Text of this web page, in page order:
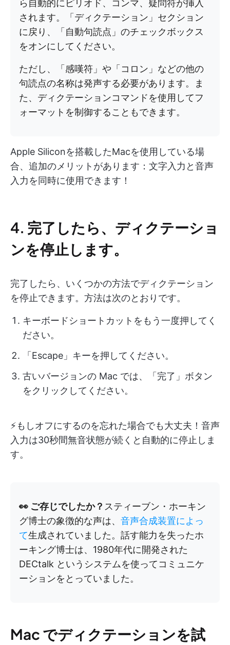
ら自動的にピリオド、コンマ、疑問符が挿入
されます。「ディクテーション」セクション
に戻り、「自動句読点」のチェックボックス
をオンにしてください。
ただし、「感嘆符」や「コロン」などの他の
句読点の名称は発声する必要があります。ま
た、ディクテーションコマンドを使用してフ
ォーマットを制御することもできます。
Apple Siliconを搭載したMacを使用している場
合、追加のメリットがあります：文字入力と音声
入力を同時に使用できます！
4. 完了したら、ディクテーショ
ンを停止します。
完了したら、いくつかの方法でディクテーション
を停止できます。方法は次のとおりです。
キーボードショートカットをもう一度押してく
ださい。
「Escape」キーを押してください。
古いバージョンの Mac では、「完了」ボタン
をクリックしてください。
⚡️もしオフにするのを忘れた場合でも大丈夫！音声
入力は30秒間無音状態が続くと自動的に停止しま
す。
👀 ご存じでしたか？ スティーブン・ホーキン
グ博士の象徴的な声は、 音声合成装置によっ
て生成されていました。話す能力を失ったホ
ーキング博士は、1980年代に開発された
DECtalk というシステムを使ってコミュニケ
ーションをとっていました。
Mac でディクテーションを試